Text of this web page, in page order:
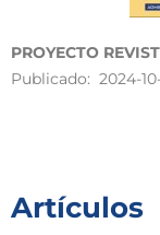
PROYECTO
Publicado: 2024-
Artículos